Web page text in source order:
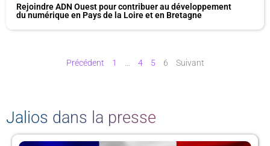
Rejoindre ADN Ouest pour contribuer au développement
du numérique en Pays de la Loire et en Bretagne
Précédent
e
1
e
4
e
5
e
6 Suivant
Jalios dans la presse
P
P
P
P